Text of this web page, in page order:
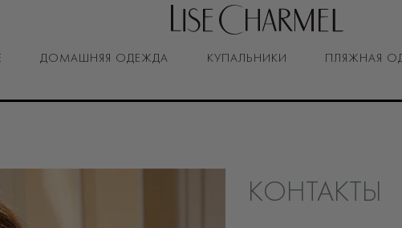
ДОМАШНЯЯ ОДЕЖДА КУПАЛЬНИКИ ПЛЯЖНАЯ
КОНТАКТЫ